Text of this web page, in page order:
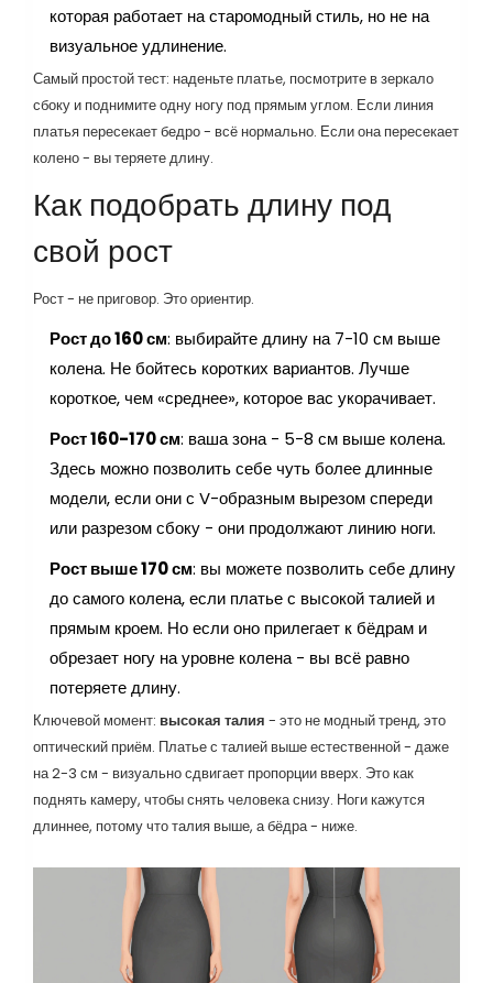
которая работает на старомодный стиль, но не на
визуальное удлинение.
Самый простой тест: наденьте платье, посмотрите в зеркало
сбоку и поднимите одну ногу под прямым углом. Если линия
платья пересекает бедро - всё нормально. Если она пересекает
колено - вы теряете длину.
Как подобрать длину под
свой рост
Рост - не приговор. Это ориентир.
Рост до 160 см: выбирайте длину на 7-10 см выше
колена. Не бойтесь коротких вариантов. Лучше
короткое, чем «среднее», которое вас укорачивает.
Рост 160-170 см: ваша зона - 5-8 см выше колена.
Здесь можно позволить себе чуть более длинные
модели, если они с V-образным вырезом спереди
или разрезом сбоку - они продолжают линию ноги.
Рост выше 170 см: вы можете позволить себе длину
до самого колена, если платье с высокой талией и
прямым кроем. Но если оно прилегает к бёдрам и
обрезает ногу на уровне колена - вы всё равно
потеряете длину.
Ключевой момент: высокая талия - это не модный тренд, это
оптический приём. Платье с талией выше естественной - даже
на 2-3 см - визуально сдвигает пропорции вверх. Это как
поднять камеру, чтобы снять человека снизу. Ноги кажутся
длиннее, потому что талия выше, а бёдра - ниже.